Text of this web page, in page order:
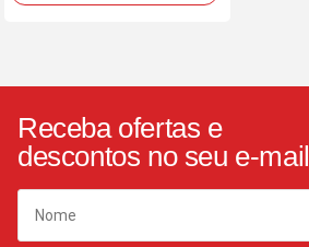
Receba ofertas e
descontos no seu e-mail